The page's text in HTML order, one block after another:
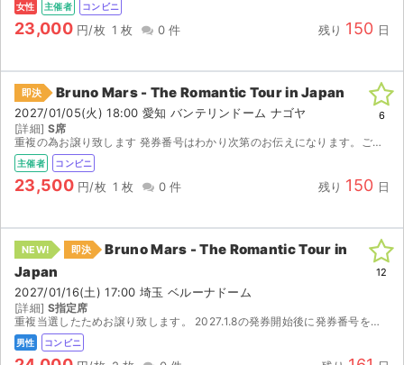
女性 主催者 コンビニ
23,000 円/枚 1 枚 0 件 残り 150 日
即決 Bruno Mars - The Romantic Tour in Japan
2027/01/05(火) 18:00 愛知 バンテリンドーム ナゴヤ
[詳細] S席
重複の為お譲り致します 発券番号はわかり次第のお伝えになります。ご了承ください。発券は、セブンイレブンにて12月28日からとなります。
主催者 コンビニ
23,500 円/枚 1 枚 0 件 残り 150 日
6
NEW! 即決
Bruno Mars - The Romantic Tour in
Japan
2027/01/16(土) 17:00 埼玉 ベルーナドーム
[詳細] S指定席
重複当選したためお譲り致します。 2027.1.8の発券開始後に発券番号をお知らせいたしますので、ご自身でセブンイレブンにて発券をお願い致します。 【注意事項】 ◉公演が中止となっ...
男性 コンビニ
12